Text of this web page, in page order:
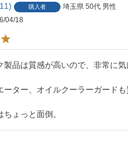
11 購入者 埼玉県 50代 男性
04/18
製品は質感が高いので、非常に気
ーター、オイルクーラーガードも
ょっと面倒。